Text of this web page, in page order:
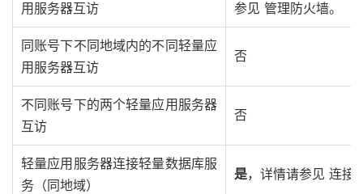
用服务器互访
参见 管理防火墙。
同账号下不同地域内的不同轻量应
用服务器互访
否
不同账号下的两个轻量应用服务器
互访
否
轻量应用服务器连接轻量数据库服
务（同地域）
是，详情请参见 连接